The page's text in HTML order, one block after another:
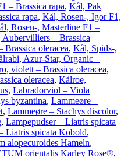
– Brassica rapa, Kål, Pak
rapa, Kål, Rosen-, Igor F1,
Rosen-, Masterline F1 –
– Brassica
Brassica oleracea, Kål, Spids-,
Azur-Star, Organic –
violett – Brassica oleracea,
oleracea, Kålroe,
, Labradorviol – Viola
byzantina, Lammeøre –
, Lammeøre – Stachys discolor,
, Lampepudser – Liatris spicata
Liatris spicata Kobold,
alopecuroides Hameln,
orientalis Karley Rose®,